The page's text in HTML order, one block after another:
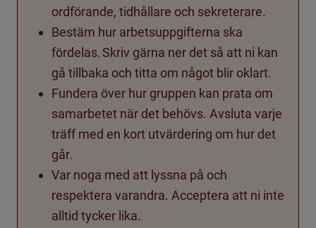
ordförande, tidhållare och sekreterare.
Bestäm hur arbetsuppgifterna ska
fördelas. Skriv gärna ner det så att ni kan
gå tillbaka och titta om något blir oklart.
Fundera över hur gruppen kan prata om
samarbetet när det behövs. Avsluta varje
träff med en kort utvärdering om hur det
går.
Var noga med att lyssna på och
respektera varandra. Acceptera att ni inte
alltid tycker lika.